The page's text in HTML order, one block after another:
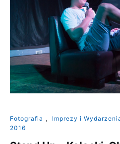
Fotografia , Imprezy i
2016